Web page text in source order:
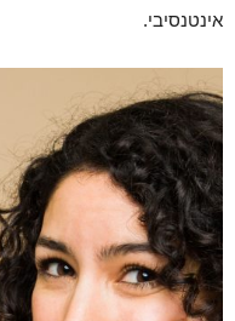
אינטנסיבי.